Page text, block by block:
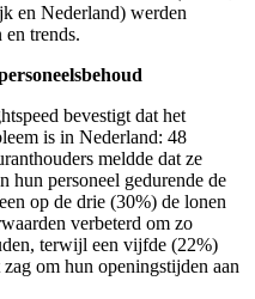
en Nederland) werden
en trends.
bevestigt dat het
is in Nederland: 48
meldde dat ze
hun personeel gedurende de
op de drie (30%) de lonen
verbeterd om zo
terwijl een vijfde (22%)
om hun openingstijden aan